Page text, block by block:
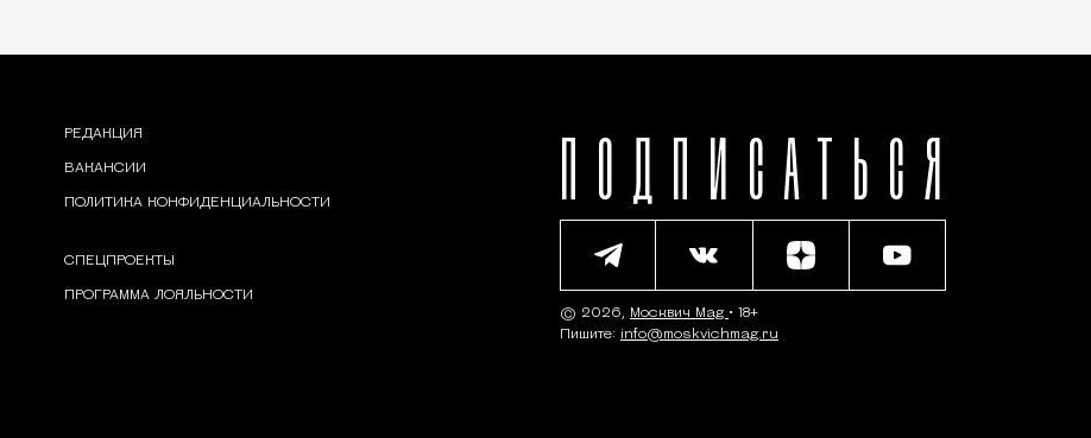
РЕДАКЦИЯ
ВАКАНСИИ
ПОЛИТИКА КОНФИДЕНЦИАЛЬНОСТИ
СПЕЦПРОЕКТЫ
ПРОГРАММА ЛОЯЛЬНОСТИ
ПОДПИСАТЬСЯ
© 2026, Москвич Mag • 18+
Пишите: info@moskvichmag.ru